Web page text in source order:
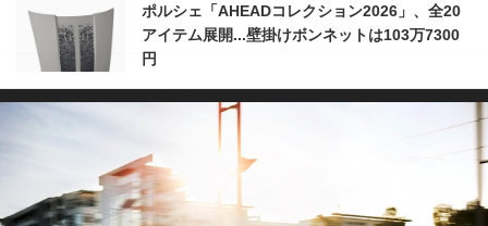
ポルシェ「AHEADコレクション2026」、全20
アイテム展開...壁掛けボンネットは103万7300
円